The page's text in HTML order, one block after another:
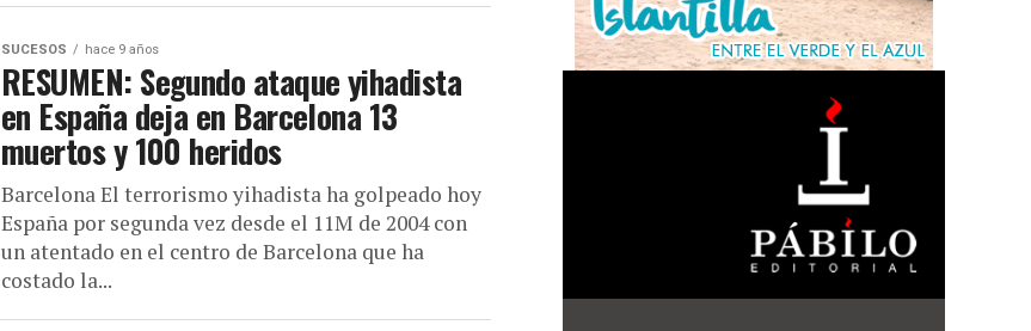
SUCESOS hace 9 años
RESUMEN: Segundo ataque yihadista
en España deja en Barcelona 13
muertos y 100 heridos
Barcelona El terrorismo yihadista ha golpeado hoy
España por segunda vez desde el 11M de 2004 con
un atentado en el centro de Barcelona que ha
costado la...